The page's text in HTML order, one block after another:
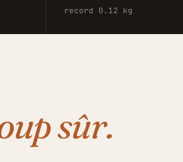
record 0.12 kg
sûr.